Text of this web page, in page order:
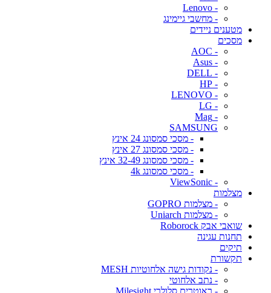
- Lenovo
- מחשבי גיימינג
מטענים ניידים
מסכים
- AOC
- Asus
- DELL
- HP
- LENOVO
- LG
- Mag
SAMSUNG
- מסכי סמסונג 24 אינץ
- מסכי סמסונג 27 אינץ
- מסכי סמסונג 32-49 אינץ
- מסכי סמסונג 4k
- ViewSonic
מצלמות
- מצלמות GOPRO
- מצלמות Uniarch
שואבי אבק Roborock
תחנות עגינה
תיקים
תקשורת
- נקודות גישה אלחוטיות MESH
- נתב אלחוטי
- ראוטרים סלולרי Milesight